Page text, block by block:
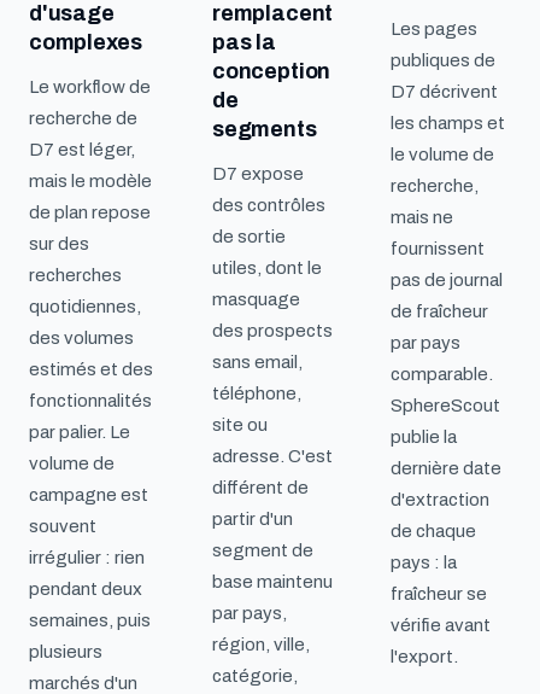
d'usage
complexes
Le workflow de
recherche de
D7 est léger,
mais le modèle
de plan repose
sur des
recherches
quotidiennes,
des volumes
estimés et des
fonctionnalités
par palier. Le
volume de
campagne est
souvent
irrégulier : rien
pendant deux
semaines, puis
plusieurs
marchés d'un
remplacent
pas la
conception
de
segments
D7 expose
des contrôles
de sortie
utiles, dont le
masquage
des prospects
sans email,
téléphone,
site ou
adresse. C'est
différent de
partir d'un
segment de
base maintenu
par pays,
région, ville,
catégorie,
Les pages
publiques de
D7 décrivent
les champs et
le volume de
recherche,
mais ne
fournissent
pas de journal
de fraîcheur
par pays
comparable.
SphereScout
publie la
dernière date
d'extraction
de chaque
pays : la
fraîcheur se
vérifie avant
l'export.